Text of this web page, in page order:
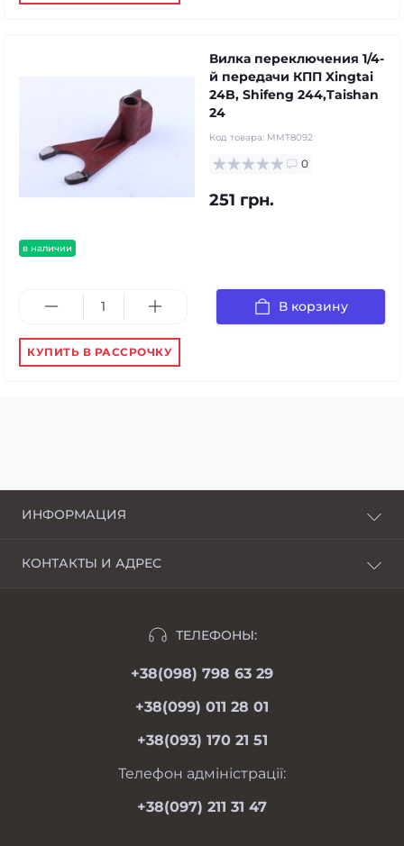
в наличии
Вилка переключения 1/4-
й передачи КПП Xingtai
24B, Shifeng 244,Taishan
24
Код товара: MMT8092
0
251 грн.
В корзину
КУПИТЬ В РАССРОЧКУ
ИНФОРМАЦИЯ
Связаться с нами
КОНТАКТЫ И АДРЕС
ТЕЛЕФОНЫ:
+38(098) 798 63 29
+38(099) 011 28 01
+38(093) 170 21 51
Телефон адміністрації:
+38(097) 211 31 47